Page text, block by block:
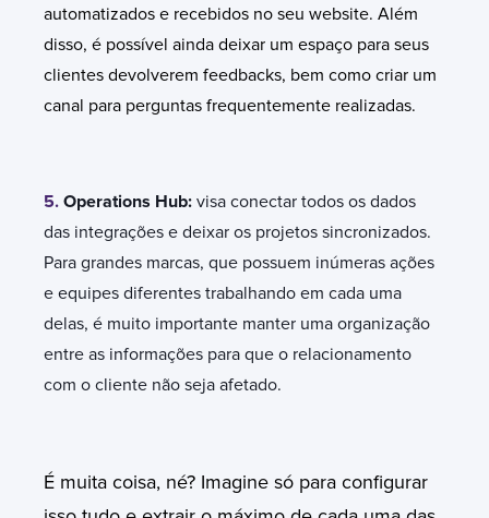
automatizados e recebidos no seu website. Além
disso, é possível ainda deixar um espaço para seus
clientes devolverem feedbacks, bem como criar um
canal para perguntas frequentemente realizadas.
5. Operations Hub: visa conectar todos os dados
das integrações e deixar os projetos sincronizados.
Para grandes marcas, que possuem inúmeras ações
e equipes diferentes trabalhando em cada uma
delas, é muito importante manter uma organização
entre as informações para que o relacionamento
com o cliente não seja afetado.
É muita coisa, né? Imagine só para configurar